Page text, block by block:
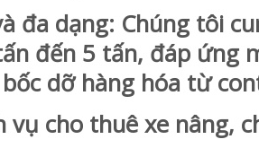
dạng: Chúng tôi
đến 5 tấn, đáp ứng
dỡ hàng hóa từ
vụ cho thuê xe nâng,